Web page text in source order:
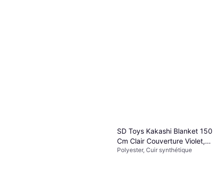
SD Toys Kakashi Blanket 150
Cm Clair Couverture Violet,
Noir, Multicolore
Polyester, Cuir synthétique